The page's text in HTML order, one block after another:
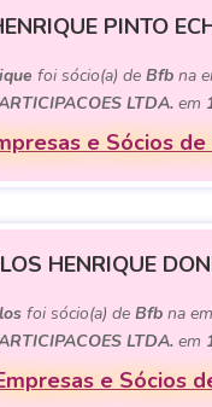
PINTO
foi sócio(a) de Bfbna
LTDA. em
e Sócios
HENRIQUE
foi sócio(a) de Bfbna
LTDA. em
e Sócios